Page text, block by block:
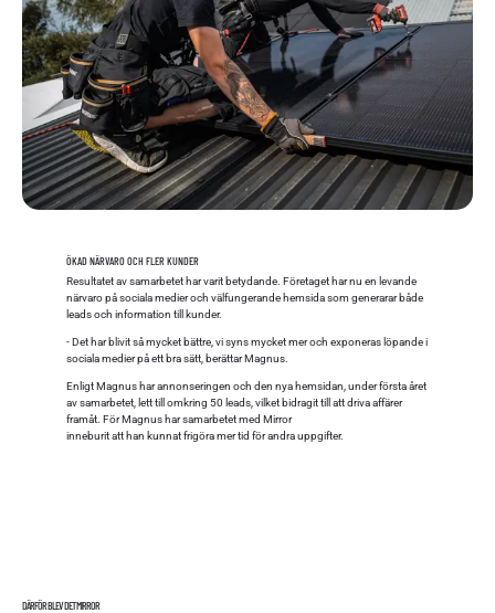
ÖKAD NÄRVARO OCH FLER KUNDER
Resultatet av samarbetet har varit betydande. Företaget har nu en levande
närvaro på sociala medier och välfungerande hemsida som generarar både
leads och information till kunder.
- Det har blivit så mycket bättre, vi syns mycket mer och exponeras löpande i
sociala medier på ett bra sätt, berättar Magnus.
Enligt Magnus har annonseringen och den nya hemsidan, under första året
av samarbetet, lett till omkring 50 leads, vilket bidragit till att driva affärer
framåt. För Magnus har samarbetet med Mirror
inneburit att han kunnat frigöra mer tid för andra uppgifter.
DÄRFÖR BLEV DET MIRROR